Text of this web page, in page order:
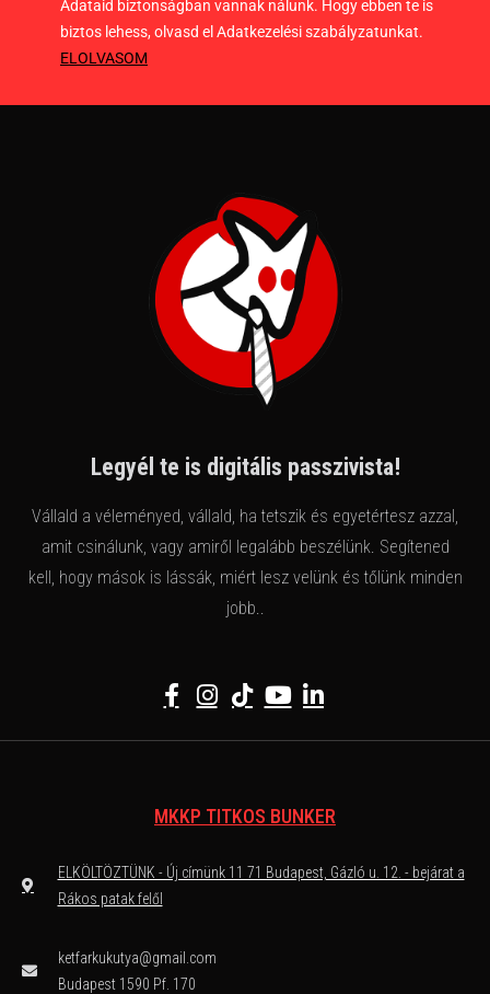
Adataid biztonságban vannak nálunk. Hogy ebben te is
biztos lehess, olvasd el Adatkezelési szabályzatunkat.
ELOLVASOM
Legyél te is digitális passzivista!
Vállald a véleményed, vállald, ha tetszik és egyetértesz azzal,
amit csinálunk, vagy amiről legalább beszélünk. Segítened
kell, hogy mások is lássák, miért lesz velünk és tőlünk minden
jobb..
MKKP TITKOS BUNKER
ELKÖLTÖZTÜNK - Új címünk 11 71 Budapest, Gázló u. 12. - bejárat a
Rákos patak felől
ketfarkukutya@gmail.com
Budapest 1590 Pf. 170